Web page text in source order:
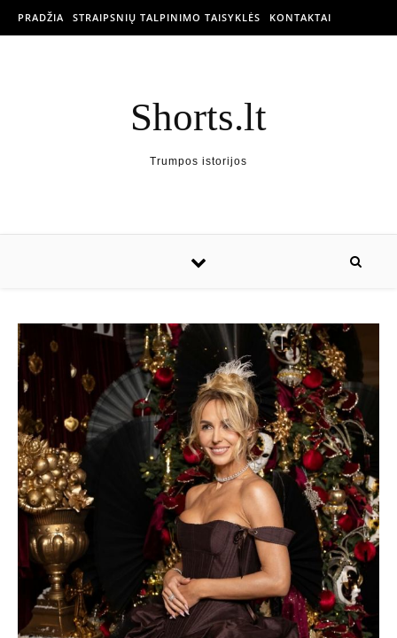
PRADŽIA STRAIPSNIŲ TALPINIMO TAISYKLĖS KONTAKTAI
Shorts.lt
Trumpos istorijos